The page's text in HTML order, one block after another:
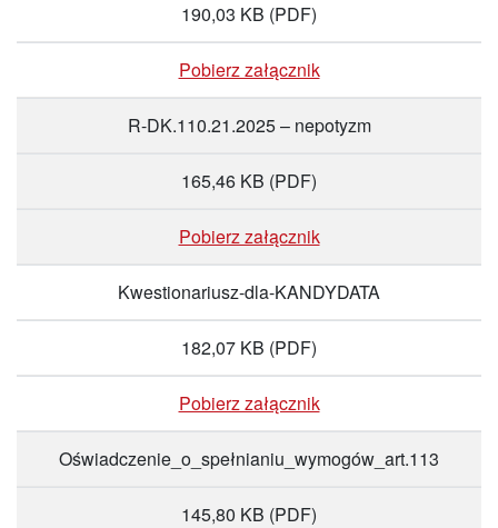
190,03 KB (PDF)
Pobierz załącznik
R-DK.110.21.2025 – nepotyzm
165,46 KB (PDF)
Pobierz załącznik
Kwestionariusz-dla-KANDYDATA
182,07 KB (PDF)
Pobierz załącznik
Oświadczenie_o_spełnianiu_wymogów_art.113
145,80 KB (PDF)